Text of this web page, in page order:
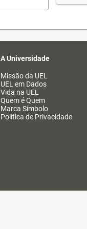
A Universidade
Missão da UEL
UEL em Dados
Vida na UEL
Quem é Quem
Marca Símbolo
Política de Privacidade